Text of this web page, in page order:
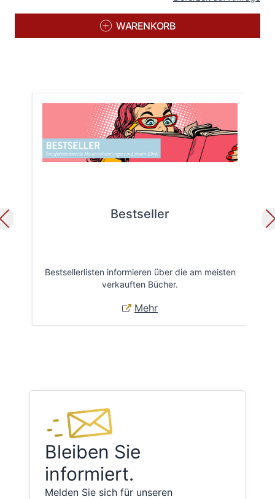
WARENKORB
Bestseller
Bestsellerlisten informieren über die am meisten
verkauften Bücher.
Mehr
Bleiben Sie
informiert.
Melden Sie sich für unseren